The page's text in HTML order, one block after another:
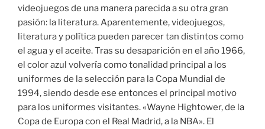
videojuegos de una manera parecida a su otra gran
pasión: la literatura. Aparentemente, videojuegos,
literatura y política pueden parecer tan distintos como
el agua y el aceite. Tras su desaparición en el año 1966,
el color azul volvería como tonalidad principal a los
uniformes de la selección para la Copa Mundial de
1994, siendo desde ese entonces el principal motivo
para los uniformes visitantes. «Wayne Hightower, de la
Copa de Europa con el Real Madrid, a la NBA». El